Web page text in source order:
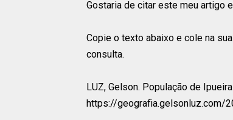
Gostaria de citar este meu artigo
Copie o texto abaixo e cole na
consulta.
LUZ, Gelson. População de
https://geografia.gelsonluz.com/